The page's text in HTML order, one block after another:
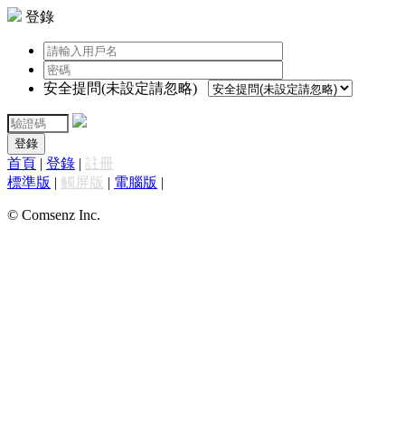
登錄
安全提問(未設定請忽略)
登錄
首頁 | 登錄 | 註冊
標準版 | 觸屏版 | 電腦版 |
© Comsenz Inc.